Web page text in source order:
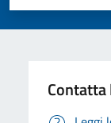
Valuta
Valuta 2
Valuta 1 stelle